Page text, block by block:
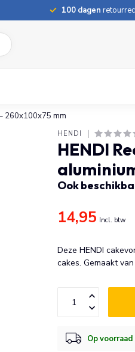
100 dagen
260x100x75 mm
HENDI
HENDI
Ook
14,95 Incl. btw
Deze HENDI
cakes. Gemaakt
Op